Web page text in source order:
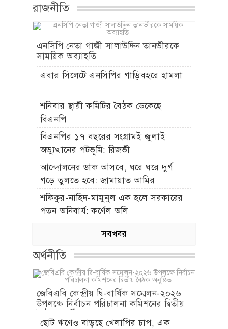
রাজনীতি
এনসিপি নেতা গাজী সালাউদ্দিন তানভীরকে
সাময়িক অব্যাহতি
এবার সিলেটে এনসিপির গাড়িবহরে হামলা
শনিবার স্থায়ী কমিটির বৈঠক ডেকেছে
বিএনপি
বিএনপির ১৭ বছরের সংগ্রামই জুলাই
অভ্যুত্থানের পটভূমি: রিজভী
আন্দোলনের ডাক আসবে, ঘরে ঘরে দুর্গ
গড়ে তুলতে হবে: জামায়াত আমির
শফিকুর-নাহিদ-মামুনুল এক হলে সরকারের
পতন অনিবার্য: কর্ণেল অলি
সবখবর
অর্থনীতি
জেবিএবি কেন্দ্রীয় দ্বি-বার্ষিক সম্মেলন-২০২৬
উপলক্ষে নির্বাচন পরিচালনা কমিশনের দ্বিতীয়
বৈঠক অনুষ্ঠিত
ছোট ঋণেও বাড়ছে খেলাপির চাপ, এক